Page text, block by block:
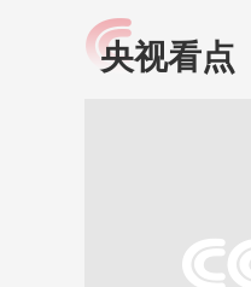
小央视频
央视看点